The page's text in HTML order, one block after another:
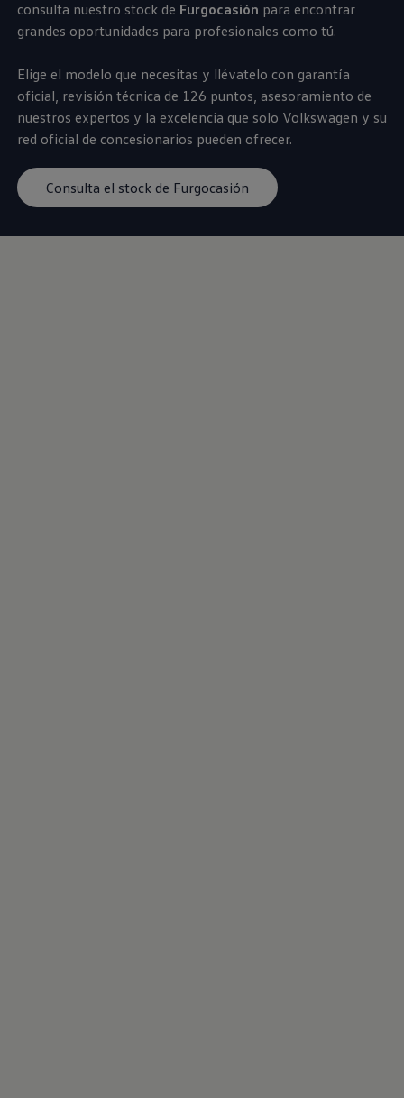
Servicio técnico para eléctricos
Asistencia y garantía
Asistencia en carretera
Ventajas para profesionales
Vehículo de sustitución
Recogida y entrega del vehículo
ServicePlus
Volkswagen Long Drive
Servicio técnico para eléctricos
Comunicados
Información sobre EA189
Retirada por seguridad de airbags Takata
consulta nuestro stock de Furgocasión para encontrar
grandes oportunidades para profesionales como tú.
Elige el modelo que necesitas y llévatelo con garantía
oficial, revisión técnica de 126 puntos, asesoramiento de
nuestros expertos y la excelencia que solo Volkswagen y su
red oficial de concesionarios pueden ofrecer.
Consulta el stock de Furgocasión